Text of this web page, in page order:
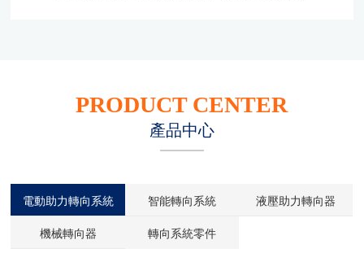
PRODUCT CENTER
產品中心
電動助力轉向系統 智能轉向系統
液壓助力轉向器
機械轉向器
轉向系統零件